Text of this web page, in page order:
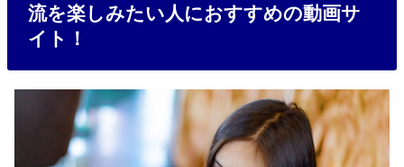
流を楽しみたい人におすすめの動画サ
イト！